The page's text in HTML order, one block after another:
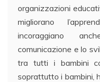
organizzazioni
migliorano
incoraggiano
comunicazione e lo
tra tutti i bambini
soprattutto i bambini,